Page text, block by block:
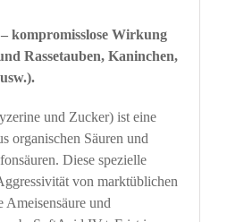
kompromisslose Wirkung
Rassetauben, Kaninchen,
und Zucker) ist eine
organischen Säuren und
Diese spezielle
von marktüblichen
Ameisensäure und